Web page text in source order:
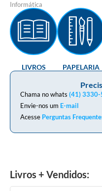
Informática
Chama no whats (41)
Envie-nos um E-mail
Acesse Perguntas
LIVROS PAPELARIA
Livros + Vendidos: